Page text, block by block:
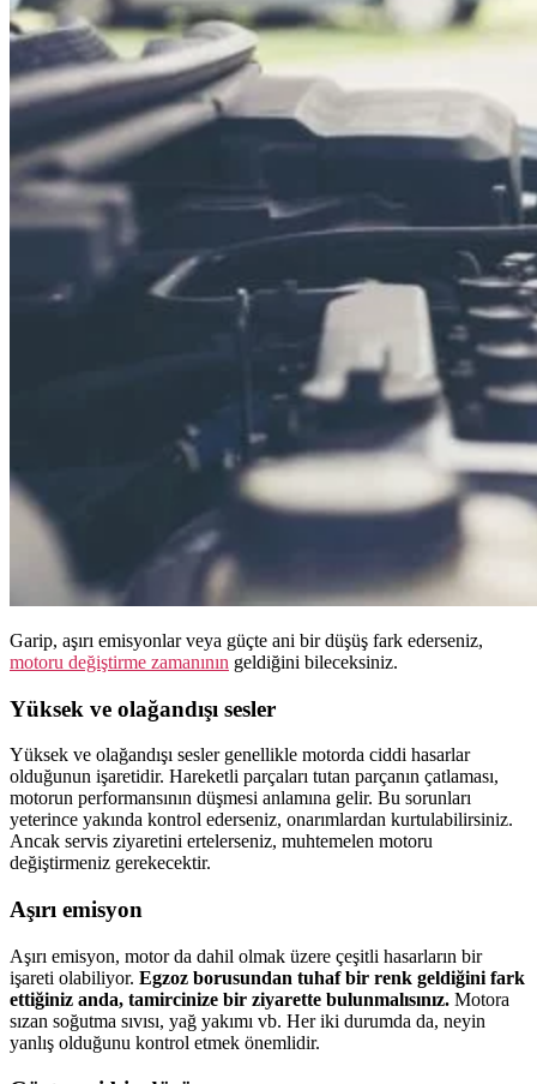
Garip, aşırı emisyonlar veya güçte ani bir düşüş fark ederseniz,
motoru değiştirme zamanının geldiğini bileceksiniz.
Yüksek ve olağandışı sesler
Yüksek ve olağandışı sesler genellikle motorda ciddi hasarlar
olduğunun işaretidir. Hareketli parçaları tutan parçanın çatlaması,
motorun performansının düşmesi anlamına gelir. Bu sorunları
yeterince yakında kontrol ederseniz, onarımlardan kurtulabilirsiniz.
Ancak servis ziyaretini ertelerseniz, muhtemelen motoru
değiştirmeniz gerekecektir.
Aşırı emisyon
Aşırı emisyon, motor da dahil olmak üzere çeşitli hasarların bir
işareti olabiliyor. Egzoz borusundan tuhaf bir renk geldiğini fark
ettiğiniz anda, tamircinize bir ziyarette bulunmalısınız. Motora
sızan soğutma sıvısı, yağ yakımı vb. Her iki durumda da, neyin
yanlış olduğunu kontrol etmek önemlidir.